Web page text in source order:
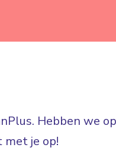
Hebben we
je op!